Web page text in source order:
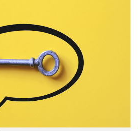
giải quyết triệt để vấn đề
hiệu quả của giải pháp
so với những giải pháp khác
truyền tải Key Message qua